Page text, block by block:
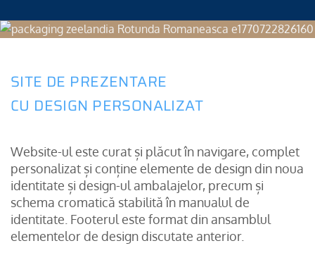
SITE DE PREZENTARE
CU DESIGN PERSONALIZAT
Website-ul este curat și plăcut în navigare, complet
personalizat și conține elemente de design din noua
identitate și design-ul ambalajelor, precum și
schema cromatică stabilită în manualul de
identitate. Footerul este format din ansamblul
elementelor de design discutate anterior.